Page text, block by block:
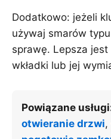
Dodatkowo: jeżeli
używaj smarów
sprawę. Lepsza
wkładki lub jej
Powiązane
otwieranie drzwi,